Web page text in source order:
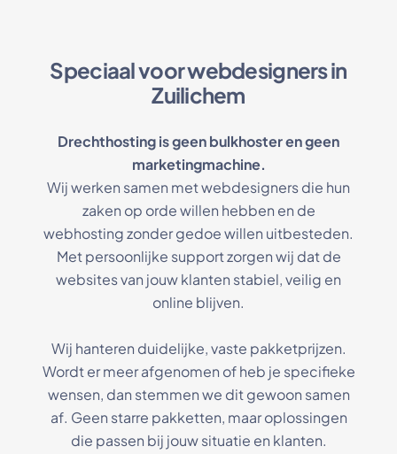
Speciaal voor webdesigners in
Zuilichem
Drechthosting is geen bulkhoster en geen
marketingmachine.
Wij werken samen met webdesigners die hun
zaken op orde willen hebben en de
webhosting zonder gedoe willen uitbesteden.
Met persoonlijke support zorgen wij dat de
websites van jouw klanten stabiel, veilig en
online blijven.
Wij hanteren duidelijke, vaste pakketprijzen.
Wordt er meer afgenomen of heb je specifieke
wensen, dan stemmen we dit gewoon samen
af. Geen starre pakketten, maar oplossingen
die passen bij jouw situatie en klanten.